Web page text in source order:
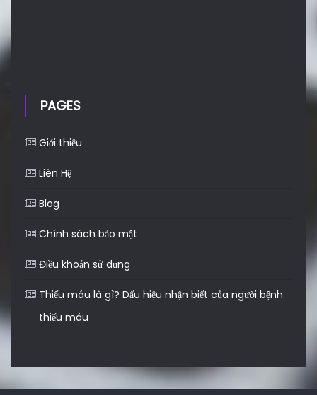
PAGES
Giới thiệu
Liên Hệ
Blog
Chính sách bảo mật
Điều khoản sử dụng
Thiếu máu là gì? Dấu hiệu nhận biết của người bệnh
thiếu máu